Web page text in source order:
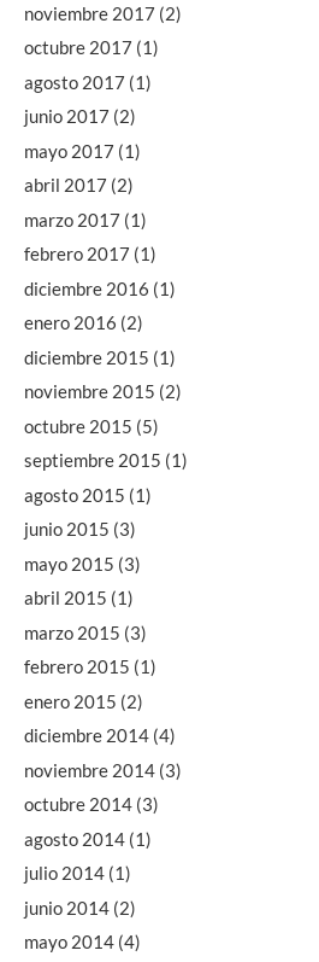
noviembre 2017 (2)
octubre 2017 (1)
agosto 2017 (1)
junio 2017 (2)
mayo 2017 (1)
abril 2017 (2)
marzo 2017 (1)
febrero 2017 (1)
diciembre 2016 (1)
enero 2016 (2)
diciembre 2015 (1)
noviembre 2015 (2)
octubre 2015 (5)
septiembre 2015 (1)
agosto 2015 (1)
junio 2015 (3)
mayo 2015 (3)
abril 2015 (1)
marzo 2015 (3)
febrero 2015 (1)
enero 2015 (2)
diciembre 2014 (4)
noviembre 2014 (3)
octubre 2014 (3)
agosto 2014 (1)
julio 2014 (1)
junio 2014 (2)
mayo 2014 (4)